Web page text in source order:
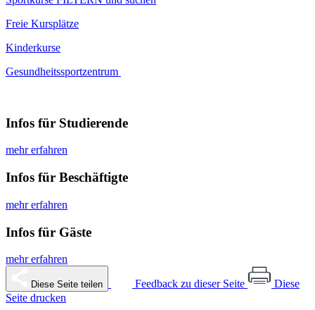
Freie Kursplätze
Kinderkurse
Gesundheitssportzentrum
Infos für Studierende
mehr erfahren
Infos für Beschäftigte
mehr erfahren
Infos für Gäste
mehr erfahren
Diese Seite teilen Feedback zu dieser Seite
Diese
Seite drucken